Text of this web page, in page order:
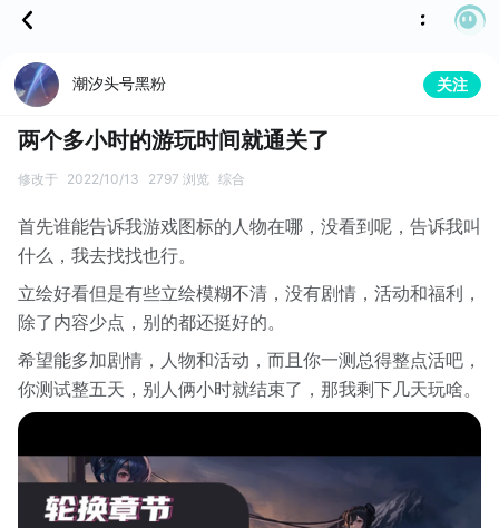
潮汐头号黑粉 关注
两个多小时的游玩时间就通关了
修改于 2022/10/13 2797 浏览 综合
首先谁能告诉我游戏图标的人物在哪，没看到呢，告诉我叫
什么，我去找找也行。
立绘好看但是有些立绘模糊不清，没有剧情，活动和福利，
除了内容少点，别的都还挺好的。
希望能多加剧情，人物和活动，而且你一测总得整点活吧，
你测试整五天，别人俩小时就结束了，那我剩下几天玩啥。